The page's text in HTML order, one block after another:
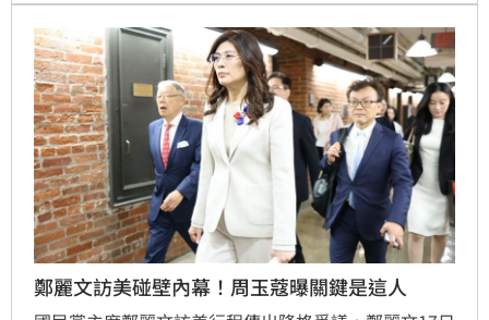
面的態度來面對國民黨重要領導人的出訪，不要以批評
的態度面對，因為台灣最大的困境就是總統賴清德都走
不出去，「他自己走不出去，不應該讓其他人也走不出
去，每一位只
鄭麗文訪美碰壁內幕！周玉蔻曝關鍵是這人